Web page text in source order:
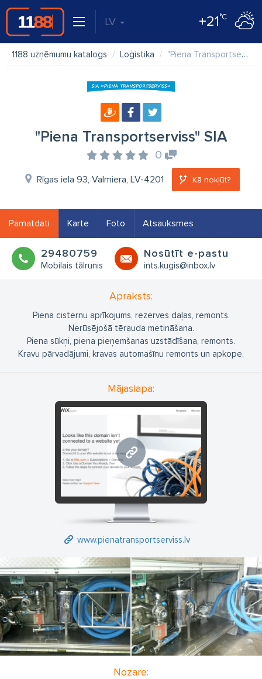
LV +21°C
1188 uzņēmumu katalogs Loģistika "Piena Transportserviss" SIA
"Piena Transportserviss" SIA
0
Rīgas iela 93, Valmiera, LV-4201 Kā nokļūt?
Pamatdati Karte Foto Atsauksmes
29480759
Mobilais tālrunis
Nosūtīt e-pastu
ints.kugis@inbox.lv
Apraksts:
Piena cisternu aprīkojums, rezerves daļas, remonts.
Nerūsējošā tērauda metināšana.
Piena sūkņi, piena pieņemšanas uzstādīšana, remonts.
Kravu pārvadājumi, kravas automašīnu remonts un apkope.
Mājaslapa:
www.pienatransportserviss.lv
Nozare: